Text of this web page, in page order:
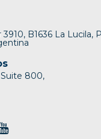
B1636 La Lucila,
Suite 800,